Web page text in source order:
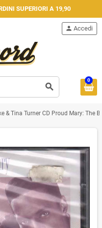
SUPERIORI A 19,90
search
person Accedi
0
Ike & Tina Turner CD Proud Mary: The